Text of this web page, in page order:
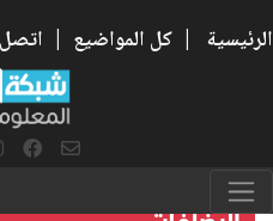
الرئيسية | كل المواضيع |